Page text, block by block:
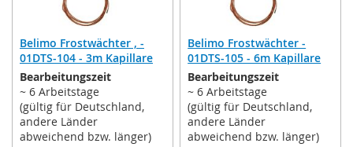
Belimo Frostwächter , -
01DTS-104 - 3m Kapillare
Bearbeitungszeit
~ 6 Arbeitstage
(gültig für Deutschland,
andere Länder
abweichend bzw. länger)
Belimo Frostwächter -
01DTS-105 - 6m Kapillare
Bearbeitungszeit
~ 6 Arbeitstage
(gültig für Deutschland,
andere Länder
abweichend bzw. länger)